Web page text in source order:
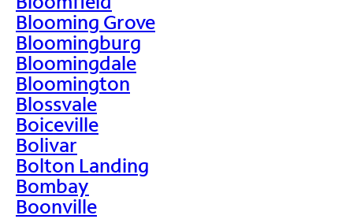
Blooming Grove
Bloomingburg
Bloomingdale
Bloomington
Blossvale
Boiceville
Bolivar
Bolton Landing
Bombay
Boonville